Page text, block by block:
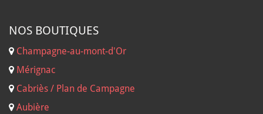
NOS BOUTIQUES
Champagne-au-mont-d'Or
Mérignac
Cabriès / Plan de Campagne
Aubière